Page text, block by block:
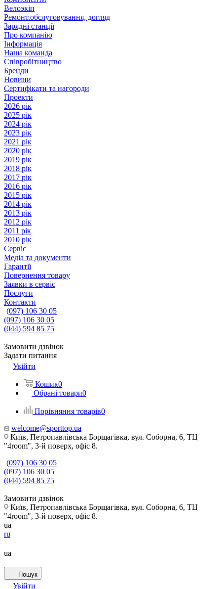
Велоэкіп
Ремонт.обслуговування, догляд
Зарядні станції
Про компанію
Інформація
Наша команда
Співробітництво
Бренди
Новини
Сертифікати та нагороди
Проекти
2026 рік
2025 рік
2024 рік
2023 рік
2021 рік
2020 рік
2019 рік
2018 рік
2017 рік
2016 рік
2015 рік
2014 рік
2013 рік
2012 рік
2011 рік
2010 рік
Сервіс
Медіа та документи
Гарантії
Повернення товару
Заявки в сервіс
Послуги
Контакти
(097) 106 30 05
(097) 106 30 05
(044) 594 85 75
Замовити дзвінок
Задати питання
Увійти
Кошик0
Обрані товари0
Порівняння товарів0
welcome@sporttop.ua
Київ, Петропавлівська Борщагівка, вул. Соборна, 6, ТЦ
"4room", 3-й поверх, офіс 8.
(097) 106 30 05
(097) 106 30 05
(044) 594 85 75
Замовити дзвінок
Київ, Петропавлівська Борщагівка, вул. Соборна, 6, ТЦ
"4room", 3-й поверх, офіс 8.
ua
ru
ua
Пошук
Увійти